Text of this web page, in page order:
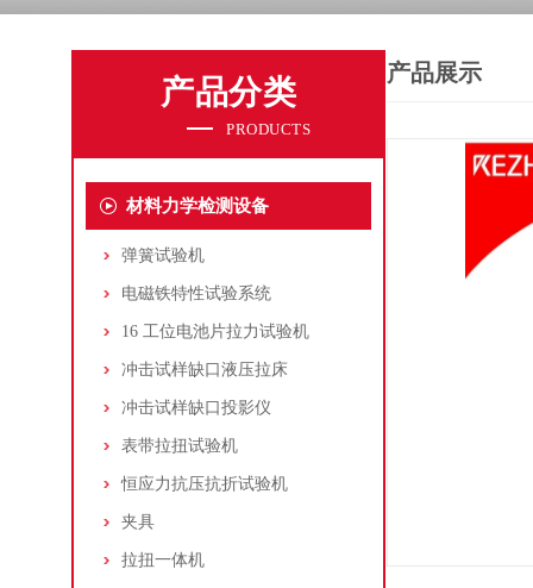
产品分类
PRODUCTS
材料力学检测设备
弹簧试验机
电磁铁特性试验系统
16 工位电池片拉力试验机
冲击试样缺口液压拉床
冲击试样缺口投影仪
表带拉扭试验机
恒应力抗压抗折试验机
夹具
拉扭一体机
产品展示